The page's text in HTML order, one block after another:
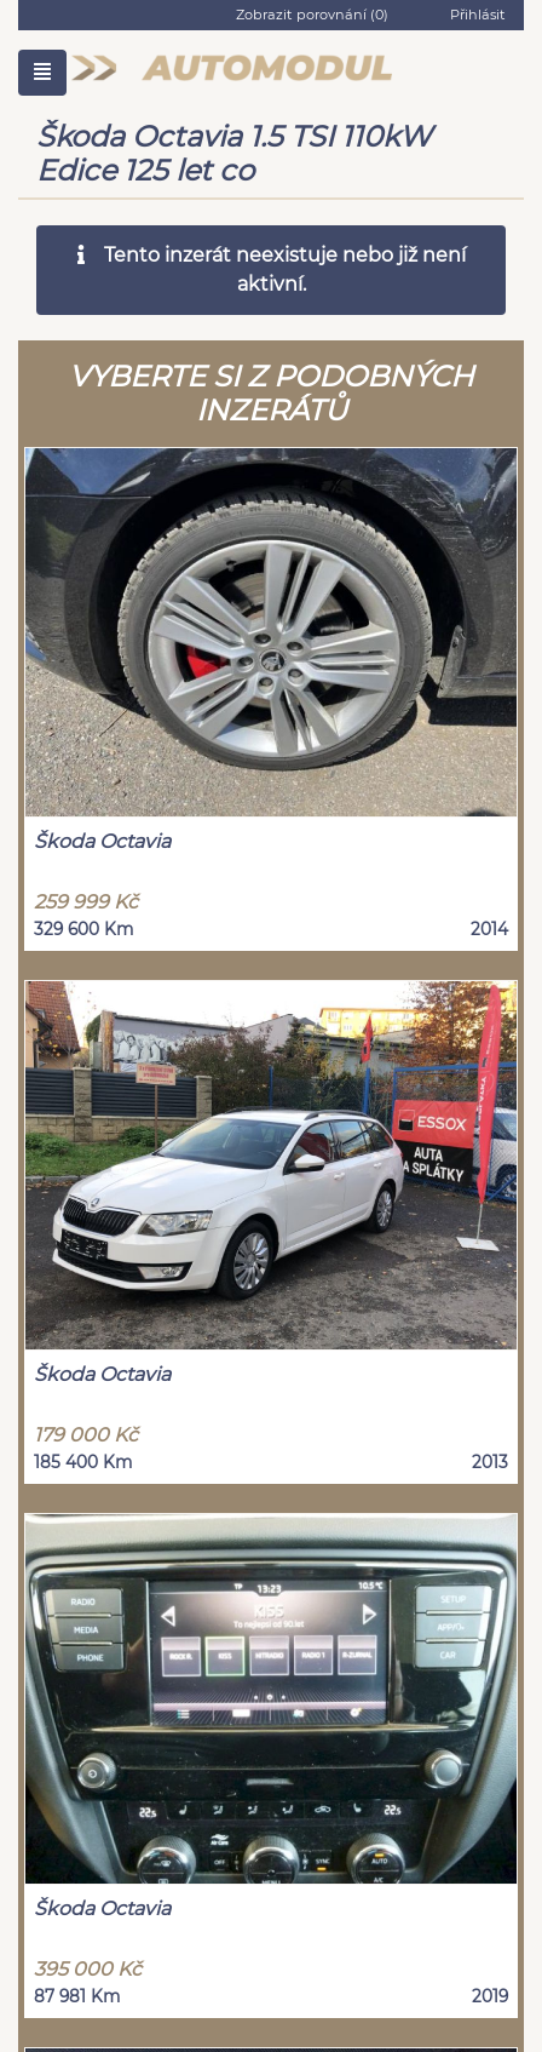
Zobrazit porovnání (0) Přihlásit
Škoda Octavia 1.5 TSI 110kW
Edice 125 let co
Tento inzerát neexistuje nebo již není
aktivní.
VYBERTE SI Z PODOBNÝCH
INZERÁTŮ
Škoda Octavia
259 999 Kč
329 600 Km 2014
Škoda Octavia
179 000 Kč
185 400 Km 2013
Škoda Octavia
395 000 Kč
87 981 Km 2019